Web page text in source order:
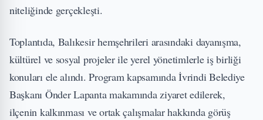
niteliğinde gerçekleşti.
Toplantıda, Balıkesir hemşehrileri arasındaki dayanışma,
kültürel ve sosyal projeler ile yerel yönetimlerle iş birliği
konuları ele alındı. Program kapsamında İvrindi Belediye
Başkanı Önder Lapanta makamında ziyaret edilerek,
ilçenin kalkınması ve ortak çalışmalar hakkında görüş